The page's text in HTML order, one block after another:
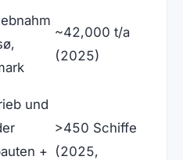
~42,000 t/a
(2025)
und
+
>450 Schiffe
(2025,